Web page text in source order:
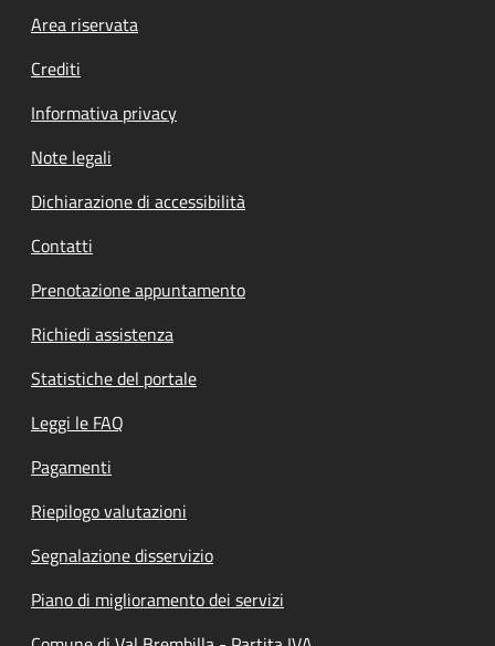
Footer menu
Area riservata
Crediti
Informativa privacy
Note legali
Dichiarazione di accessibilità
Contatti
Prenotazione appuntamento
Richiedi assistenza
Statistiche del portale
Leggi le FAQ
Pagamenti
Riepilogo valutazioni
Segnalazione disservizio
Piano di miglioramento dei servizi